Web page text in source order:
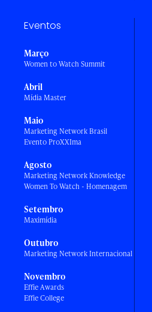
Eventos
Março
Women to Watch Summit
Abril
Mídia Master
Maio
Marketing Network Brasil
Evento ProXXIma
Agosto
Marketing Network Knowledge
Women To Watch - Homenagem
Setembro
Maximídia
Outubro
Marketing Network Internacional
Novembro
Effie Awards
Effie College